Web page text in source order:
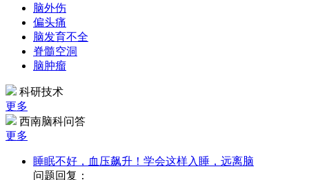
脑外伤
偏头痛
脑发育不全
脊髓空洞
脑肿瘤
科研技术
更多
西南脑科问答
更多
睡眠不好，血压飙升！学会这样入睡，远离脑
问题回复：